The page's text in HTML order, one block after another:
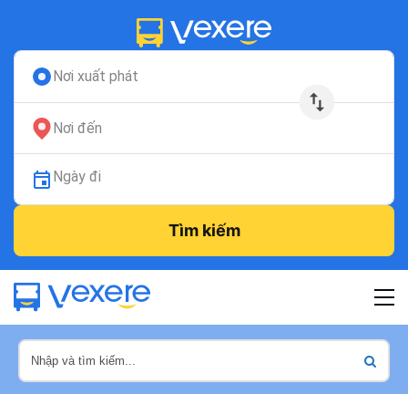
Nơi xuất phát
Nơi đến
Ngày đi
Tìm kiếm